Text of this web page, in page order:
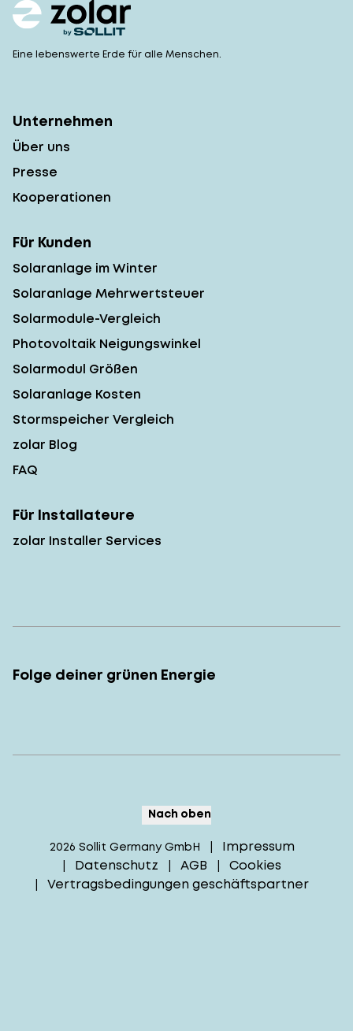
Eine lebenswerte Erde für alle Menschen.
Unternehmen
Über uns
Presse
Kooperationen
Für Kunden
Solaranlage im Winter
Solaranlage Mehrwertsteuer
Solarmodule-Vergleich
Photovoltaik Neigungswinkel
Solarmodul Größen
Solaranlage Kosten
Stormspeicher Vergleich
zolar Blog
FAQ
Für Installateure
zolar Installer Services
Folge deiner grünen Energie
Nach oben
2026 Sollit Germany GmbH | Impressum
| Datenschutz | AGB | Cookies
| Vertragsbedingungen geschäftspartner